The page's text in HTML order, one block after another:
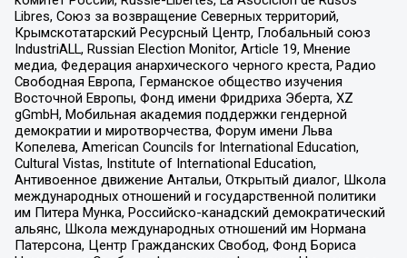
Libres, Союз за возвращение Северных территорий,
Крымскотатарский Ресурсный Центр, Глобальный союз
IndustriALL, Russian Election Monitor, Article 19, Мнение
медиа, Федерация анархического черного креста, Радио
Свободная Европа, Германское общество изучения
Восточной Европы, Фонд имени Фридриха Эберта, XZ
gGmbH, Мобильная академия поддержки гендерной
демократии и миротворчества, Форум имени Льва
Копелева, American Councils for International Education,
Cultural Vistas, Institute of International Education,
Антивоенное движение Антальи, Открытый диалог, Школа
международных отношений и государственной политики
им Питера Мунка, Российско-канадский демократический
альянс, Школа международных отношений им Нормана
Патерсона, Центр Гражданских Свобод, Фонд Бориса